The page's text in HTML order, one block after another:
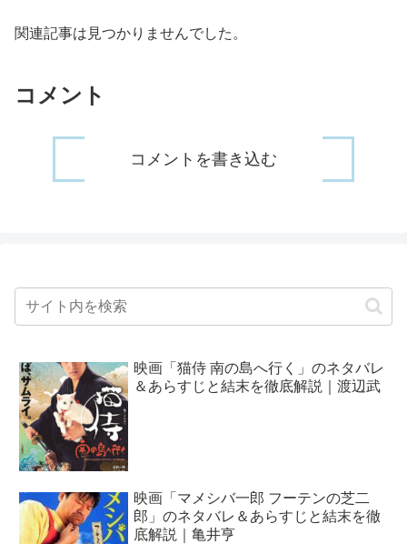
関連記事は見つかりませんでした。
コメント
コメントを書き込む
映画「猫侍 南の島へ行く」のネタバレ
＆あらすじと結末を徹底解説｜渡辺武
映画「マメシバ一郎 フーテンの芝二
郎」のネタバレ＆あらすじと結末を徹
底解説｜亀井亨